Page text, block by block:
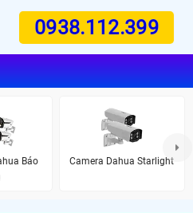
0938.112.399
Báo
Camera Dahua Starlight